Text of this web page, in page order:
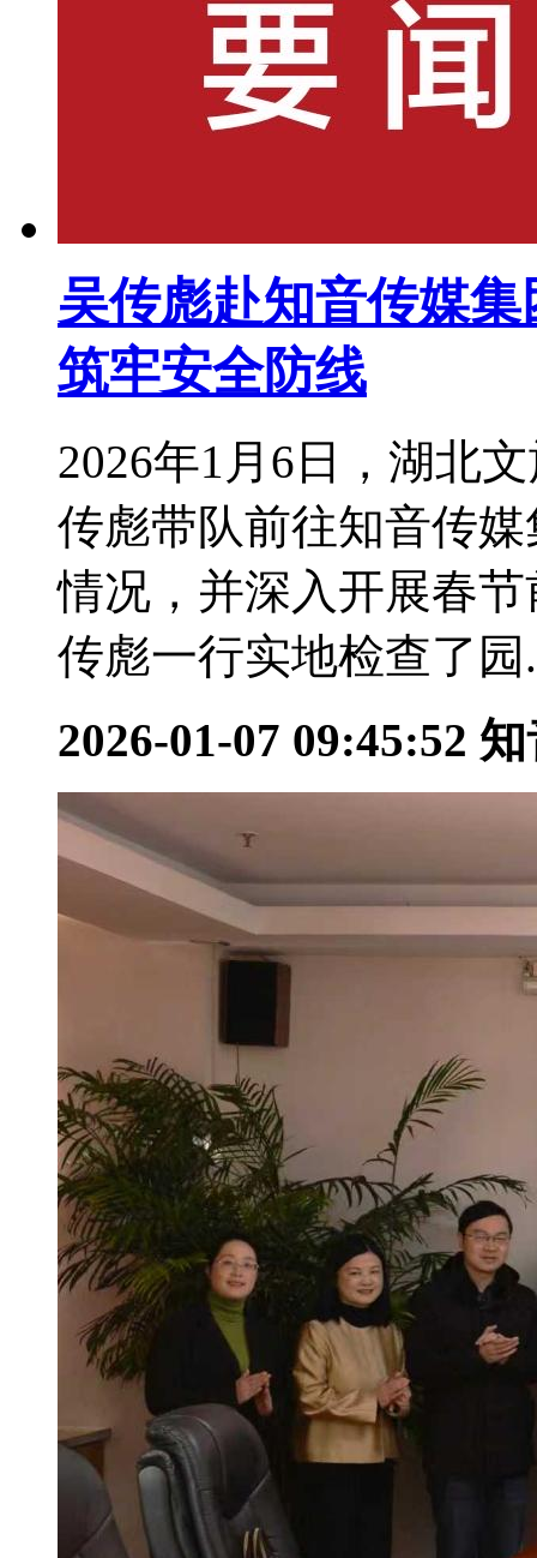
吴传彪赴知音传媒
筑牢安全防线
2026年1月6日，湖北
传彪带队前往知音传
情况，并深入开展春
传彪一行实地检查了园
2026-01-07 09:45:52